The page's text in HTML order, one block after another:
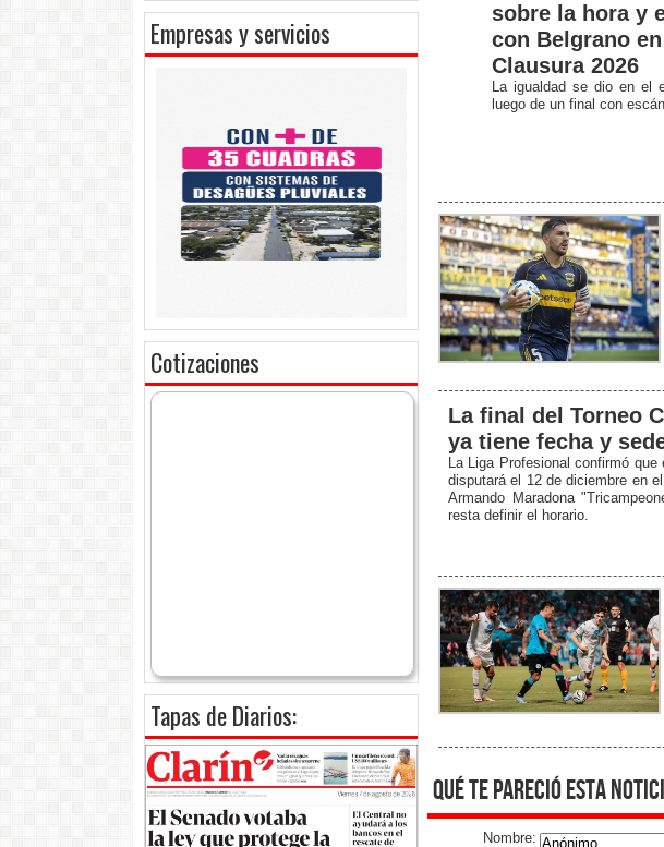
Empresas y servicios
Cotizaciones
Tapas de Diarios:
sobre la hora y
con Belgrano
Clausura 2026
La igualdad se dio en el
luego de un final con
La final del Torneo
ya tiene fecha y
La Liga Profesional confirmó
disputará el 12 de diciembre en
Armando Maradona
resta definir el horario.
qué te pareció esta
Nombre: